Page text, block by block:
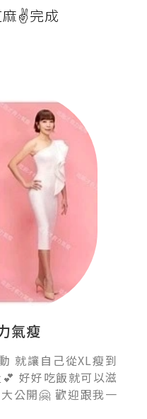
✌️完成
氣瘦
就讓自己從XL瘦到
好好吃飯就可以滋
公開🤗 歡迎跟我一